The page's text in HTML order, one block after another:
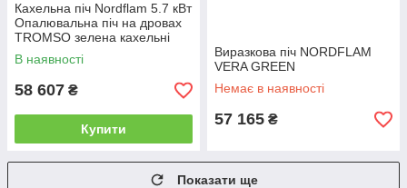
Кахельна піч Nordflam 5.7 кВт
Опалювальна піч на дровах
TROMSO зелена кахельні
печі для опалення будинку
В наявності
58 607 ₴
Купити
Виразкова піч NORDFLAM
VERA GREEN
Немає в наявності
57 165 ₴
Показати ще